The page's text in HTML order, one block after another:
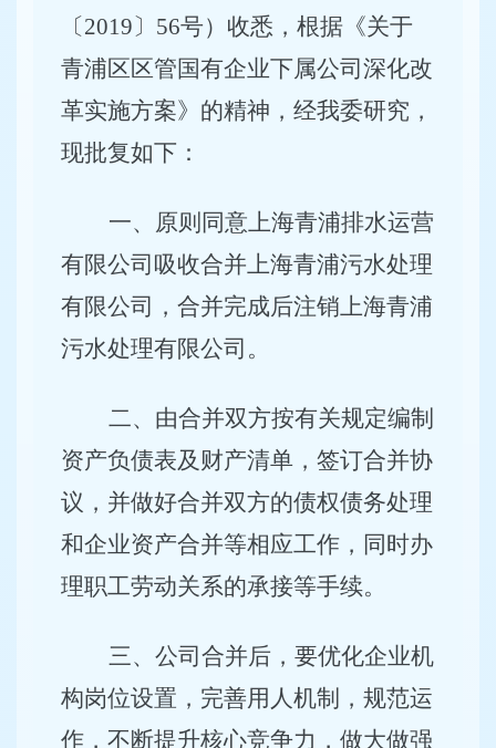
〔2019〕56号）收悉，根据《关于
青浦区区管国有企业下属公司深化改
革实施方案》的精神，经我委研究，
现批复如下：
一、原则同意上海青浦排水运营
有限公司吸收合并上海青浦污水处理
有限公司，合并完成后注销上海青浦
污水处理有限公司。
二、由合并双方按有关规定编制
资产负债表及财产清单，签订合并协
议，并做好合并双方的债权债务处理
和企业资产合并等相应工作，同时办
理职工劳动关系的承接等手续。
三、公司合并后，要优化企业机
构岗位设置，完善用人机制，规范运
作，不断提升核心竞争力，做大做强